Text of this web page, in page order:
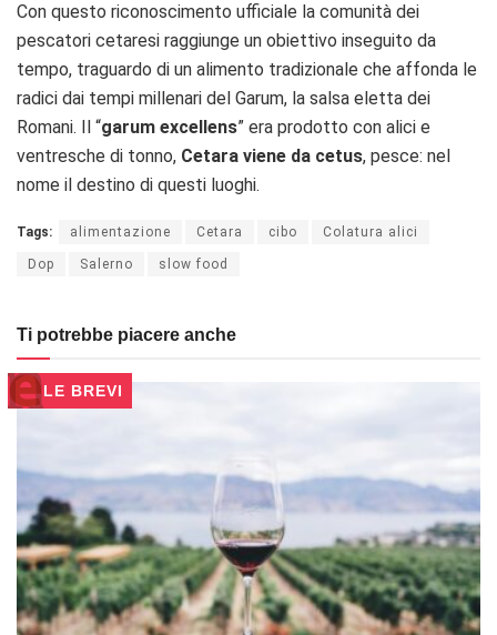
Con questo riconoscimento ufficiale la comunità dei
pescatori cetaresi raggiunge un obiettivo inseguito da
tempo, traguardo di un alimento tradizionale che affonda le
radici dai tempi millenari del Garum, la salsa eletta dei
Romani. Il “garum excellens” era prodotto con alici e
ventresche di tonno, Cetara viene da cetus, pesce: nel
nome il destino di questi luoghi.
Tags: alimentazione Cetara cibo Colatura alici
Dop Salerno slow food
Ti potrebbe piacere anche
LE BREVI